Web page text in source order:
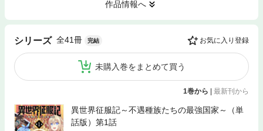
作品情報へ
シリーズ 全41冊 完結 お気に入り登録
未購入巻をまとめて買う
1巻から | 最新刊から
異世界征服記～不遇種族たちの最強国家～（単
話版）第1話